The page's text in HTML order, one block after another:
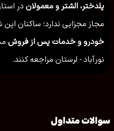
پلدختر، الشتر و معمولان در
مجاز مجزایی ندارد؛ ساکنان این
خودرو و خدمات پس از فروش
نورآباد - لرستان مراجعه کنند.
سوالات متداول